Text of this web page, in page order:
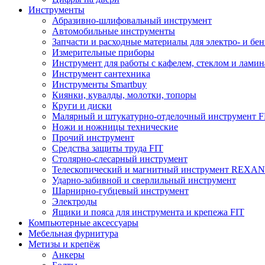
Инструменты
Абразивно-шлифовальный инструмент
Автомобильные инструменты
Запчасти и расходные материалы для электро- и
Измерительные приборы
Инструмент для работы с кафелем, стеклом и
Инструмент сантехника
Инструменты Smartbuy
Киянки, кувалды, молотки, топоры
Круги и диски
Малярный и штукатурно-отделочный инструмент
Ножи и ножницы технические
Прочий инструмент
Средства защиты труда FIT
Столярно-слесарный инструмент
Телескопический и магнитный инструмент
Ударно-забивной и сверлильный инструмент
Шарнирно-губцевый инструмент
Электроды
Ящики и пояса для инструмента и крепежа FIT
Компьютерные аксессуары
Мебельная фурнитура
Метизы и крепёж
Анкеры